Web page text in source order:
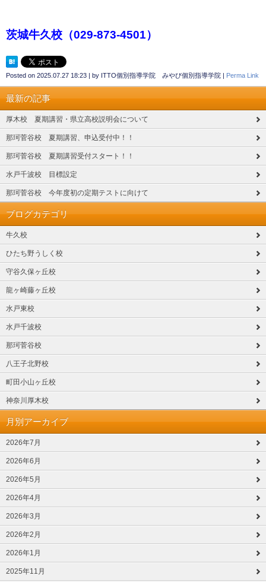
茨城牛久校（029-873-4501）
Posted on 2025.07.27 18:23 | by ITTO個別指導学院 みやび個別指導学院 | Perma Link
最新の記事
厚木校 夏期講習・県立高校説明会について
那珂菅谷校 夏期講習、申込受付中！！
那珂菅谷校 夏期講習受付スタート！！
水戸千波校 目標設定
那珂菅谷校 今年度初の定期テストに向けて
ブログカテゴリ
牛久校
ひたち野うしく校
守谷久保ヶ丘校
龍ヶ崎藤ヶ丘校
水戸東校
水戸千波校
那珂菅谷校
八王子北野校
町田小山ヶ丘校
神奈川厚木校
月別アーカイブ
2026年7月
2026年6月
2026年5月
2026年4月
2026年3月
2026年2月
2026年1月
2025年11月